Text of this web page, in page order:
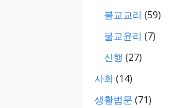
불교교리 (59)
불교윤리 (7)
신행 (27)
사회 (14)
생활법문 (71)